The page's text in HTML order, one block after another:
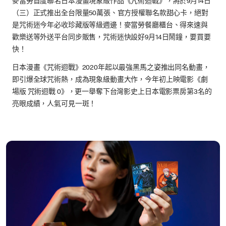
（三）正式推出全台限量50萬張、官方授權聯名款甜心卡，絕對
是咒術迷今年必收珍藏版等級週邊！麥當勞餐廳櫃台、得來速與
歡樂送等外送平台同步販售，咒術迷快設好9月14日鬧鐘，要買要
快！
日本漫畫《咒術迴戰》2020年起以最強黑馬之姿推出同名動畫，
即引爆全球咒術熱，成為現象級動畫大作，今年初上映電影《劇
場版 咒術迴戰 0》，更一舉奪下台灣影史上日本電影票房第3名的
亮眼成績，人氣可見一斑！